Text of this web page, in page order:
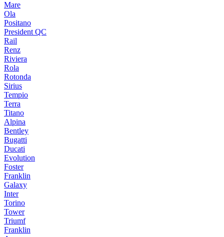
Mare
Ola
Positano
President QC
Rail
Renz
Riviera
Rola
Rotonda
Sirius
Tempio
Terra
Titano
Alpina
Bentley
Bugatti
Ducati
Evolution
Foster
Franklin
Galaxy
Inter
Torino
Tower
Triumf
Franklin